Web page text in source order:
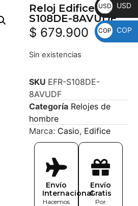
Reloj Edifice EFR-
S108DE-8AVUDF
$ 679.900
Sin existencias
SKU EFR-S108DE-
8AVUDF
Categoría Relojes de
hombre
Marca: Casio, Edifice
Envío
Internacional
Hacemos
Envío
Gratis
Por
USD USD
COP COP